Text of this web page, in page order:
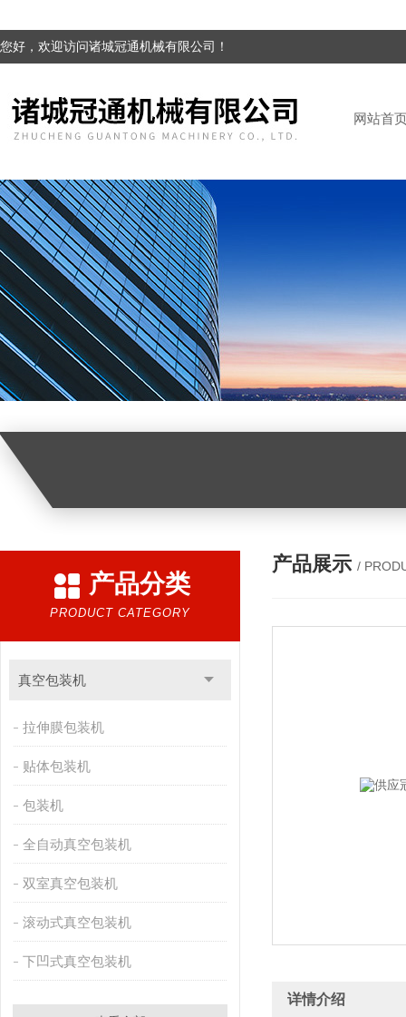
您好，欢迎访问诸城冠通机械有限公司！
网站首
产品分类
PRODUCT CATEGORY
真空包装机
拉伸膜包装机
贴体包装机
包装机
全自动真空包装机
双室真空包装机
滚动式真空包装机
下凹式真空包装机
产品展示 /
详情介绍